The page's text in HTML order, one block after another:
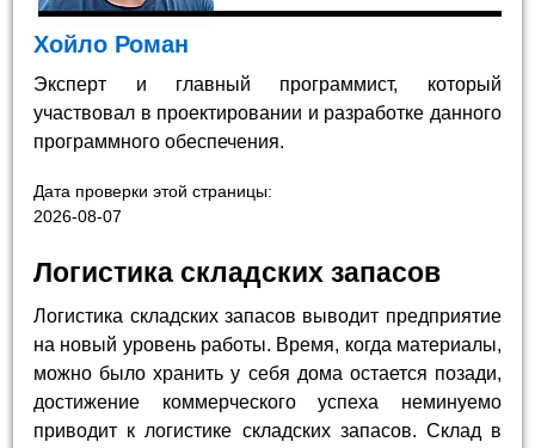
Хойло Роман
Эксперт и главный программист, который
участвовал в проектировании и разработке данного
программного обеспечения.
Дата проверки этой страницы:
2026-08-07
Логистика складских запасов
Логистика складских запасов выводит предприятие
на новый уровень работы. Время, когда материалы,
можно было хранить у себя дома остается позади,
достижение коммерческого успеха неминуемо
приводит к логистике складских запасов. Склад в